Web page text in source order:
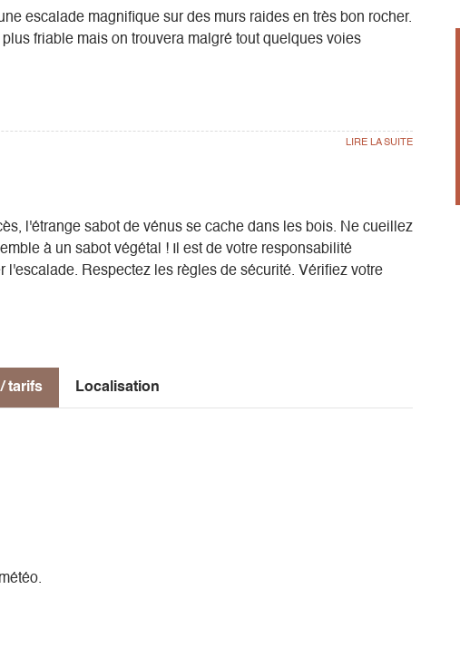
escalade magnifique sur des murs raides en très bon rocher.
friable mais on trouvera malgré tout quelques voies
l'étrange sabot de vénus se cache dans les bois. Ne cueillez
à un sabot végétal ! Il est de votre responsabilité
l'escalade. Respectez les règles de sécurité. Vérifiez votre
tarifs Localisation